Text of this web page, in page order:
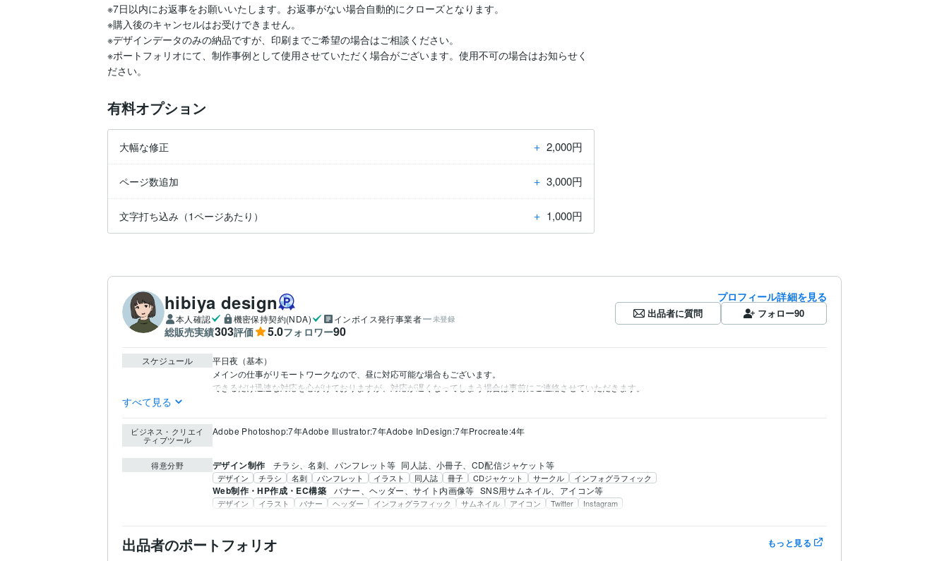
※7日以内にお返事をお願いいたします。お返事がない場合自動的にクローズとなります。
※購入後のキャンセルはお受けできません。
※デザインデータのみの納品ですが、印刷までご希望の場合はご相談ください。
※ポートフォリオにて、制作事例として使用させていただく場合がございます。使用不可の場合はお知らせく
ださい。
有料オプション
大幅な修正 ＋ 2,000円
ページ数追加 ＋ 3,000円
文字打ち込み（1ページあたり） ＋ 1,000円
hibiya design
本人確認 機密保持契約(NDA) インボイス発行事業者 未登録
総販売実績303評価 5.0フォロワー90
プロフィール詳細を見る
出品者に質問 フォロー90
スケジュール
平日夜（基本）
メインの仕事がリモートワークなので、昼に対応可能な場合もございます。
できるだけ迅速な対応を心がけておりますが、対応が遅くなってしまう場合は事前にご連絡させていただきます。
すべて見る
ビジネス・クリエイ
ティブツール
Adobe Photoshop:7年Adobe Illustrator:7年Adobe InDesign:7年Procreate:4年
得意分野 デザイン制作 チラシ、名刺、パンフレット等 同人誌、小冊子、CD配信ジャケット等
デザイン チラシ 名刺 パンフレット イラスト 同人誌 冊子 CDジャケット サークル インフォグラフィック
Web制作・HP作成・EC構築 バナー、ヘッダー、サイト内画像等 SNS用サムネイル、アイコン等
デザイン イラスト バナー ヘッダー インフォグラフィック サムネイル アイコン Twitter Instagram
出品者のポートフォリオ もっと見る